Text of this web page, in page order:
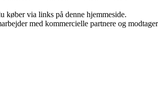
køber via links på denne hjemmeside.
med kommercielle partnere og